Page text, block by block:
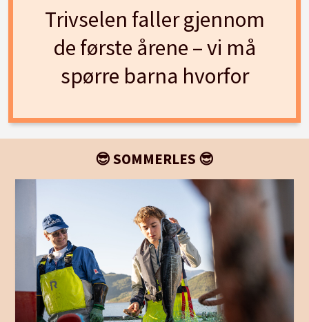
Trivselen faller gjennom
de første årene – vi må
spørre barna hvorfor
😎 SOMMERLES 😎